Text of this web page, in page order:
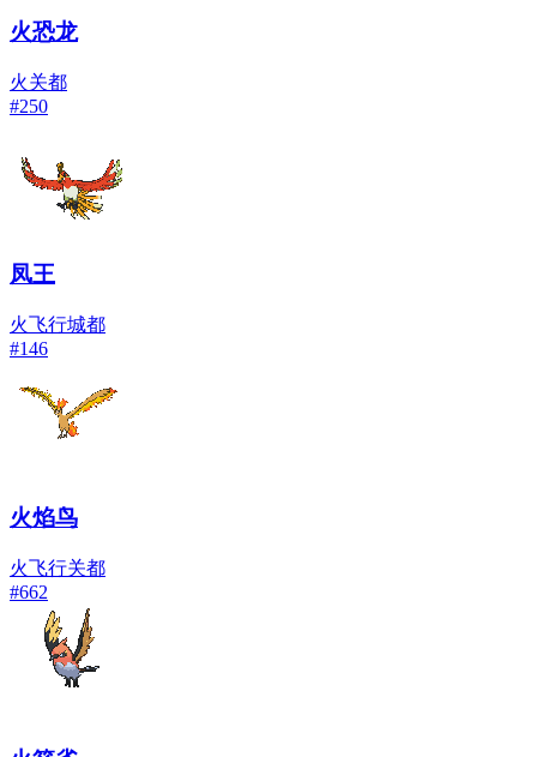
火恐龙
火关都
#250
凤王
火飞行城都
#146
火焰鸟
火飞行关都
#662